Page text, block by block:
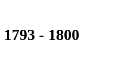
1793 - 1800